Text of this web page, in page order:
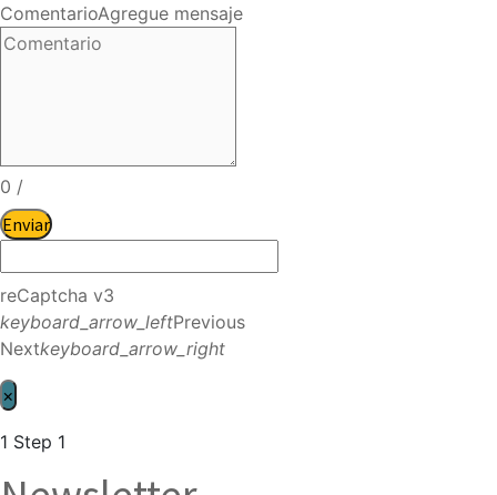
ComentarioAgregue mensaje
0 /
Enviar
reCaptcha v3
keyboard_arrow_leftPrevious
Nextkeyboard_arrow_right
×
1 Step 1